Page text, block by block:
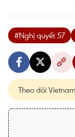
#Nghị quyết 57
Theo dõi